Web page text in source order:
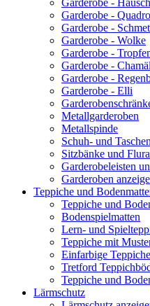
Garderobe -
Garderobe - Quadro
Garderobe -
Garderobe - Wolke
Garderobe -
Garderobe -
Garderobe -
Garderobe - Elli
Metallgarderoben
Metallspinde
Schuh- und
Sitzbänke und
Garderobeleisten
Garderoben
Teppiche und
Teppiche und
Bodenspielmatten
Lern- und
Teppiche mit
Einfarbige Teppiche
Tretford
Teppiche und
Lärmschutz